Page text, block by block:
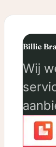
Billie
Wij